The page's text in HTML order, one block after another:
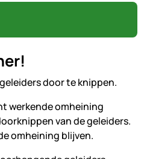
door te knippen.
werkende omheining
van de geleiders.
omheining blijven.